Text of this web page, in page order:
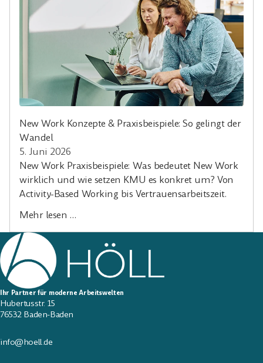
New Work Konzepte & Praxisbeispiele: So gelingt der
Wandel
5. Juni 2026
New Work Praxisbeispiele: Was bedeutet New Work
wirklich und wie setzen KMU es konkret um? Von
Activity-Based Working bis Vertrauensarbeitszeit.
Mehr lesen …
Ihr Partner für moderne Arbeitswelten
Hubertusstr. 15
76532 Baden-Baden
info@hoell.de